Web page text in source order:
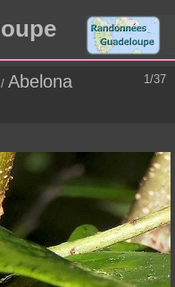
1/37
/ Abelona